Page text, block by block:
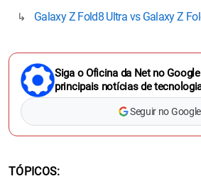
Galaxy Z Fold8 Ultra vs Galaxy Z
Siga o Oficina da Net no
principais notícias de
Seguir no Google
TÓPICOS